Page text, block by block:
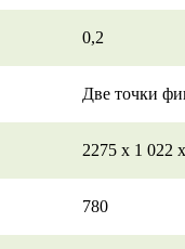
0,2
Две точки
2275 х 1 022
780